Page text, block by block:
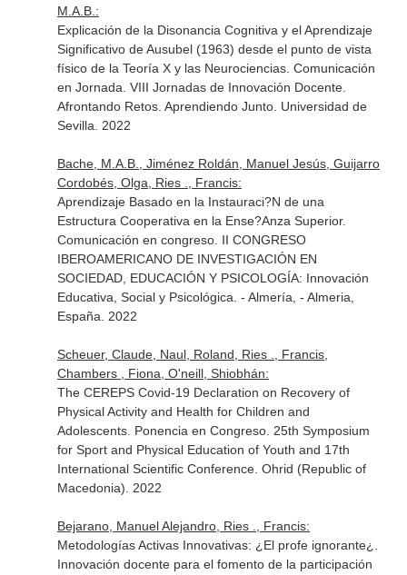
M.A.B.:
Explicación de la Disonancia Cognitiva y el Aprendizaje
Significativo de Ausubel (1963) desde el punto de vista
físico de la Teoría X y las Neurociencias. Comunicación
en Jornada. VIII Jornadas de Innovación Docente.
Afrontando Retos. Aprendiendo Junto. Universidad de
Sevilla. 2022
Bache, M.A.B., Jiménez Roldán, Manuel Jesús, Guijarro
Cordobés, Olga, Ries ., Francis:
Aprendizaje Basado en la Instauraci?N de una
Estructura Cooperativa en la Ense?Anza Superior.
Comunicación en congreso. II CONGRESO
IBEROAMERICANO DE INVESTIGACIÓN EN
SOCIEDAD, EDUCACIÓN Y PSICOLOGÍA: Innovación
Educativa, Social y Psicológica. - Almería, - Almeria,
España. 2022
Scheuer, Claude, Naul, Roland, Ries ., Francis,
Chambers , Fiona, O'neill, Shiobhán:
The CEREPS Covid-19 Declaration on Recovery of
Physical Activity and Health for Children and
Adolescents. Ponencia en Congreso. 25th Symposium
for Sport and Physical Education of Youth and 17th
International Scientific Conference. Ohrid (Republic of
Macedonia). 2022
Bejarano, Manuel Alejandro, Ries ., Francis:
Metodologías Activas Innovativas: ¿El profe ignorante¿.
Innovación docente para el fomento de la participación